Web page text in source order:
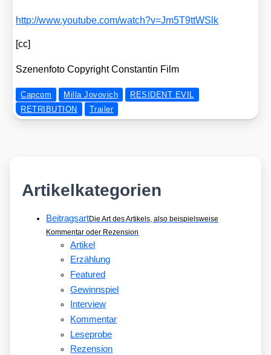
http://​www​.you​tube​.com/​w​a​t​c​h​?​v​=​J​m​5​T​9​t​t​W​Slk
[cc]
Sze­nen­fo­to Copy­right Con­stan­tin Film
Capcom Milla Jovovich
RESIDENT EVIL
RETRIBUTION
Trailer
Artikelkategorien
BeitragsartDie Art des Artikels, also beispielsweise
Kommentar oder Rezension
Artikel
Erzählung
Featured
Gewinnspiel
Interview
Kommentar
Leseprobe
Rezension